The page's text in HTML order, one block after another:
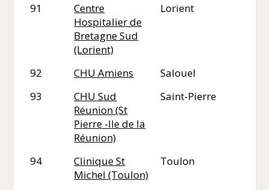
91
Centre
Hospitalier de
Bretagne Sud
(Lorient)
Lorient
92 CHU Amiens Salouel
93
CHU Sud
Réunion (St
Pierre -Ile de la
Réunion)
Saint-Pierre
94
Clinique St
Michel (Toulon)
Toulon